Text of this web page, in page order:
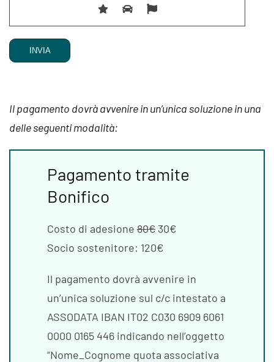
Il pagamento dovrà avvenire in un’unica soluzione in una
delle seguenti modalità:
Pagamento tramite
Bonifico
Costo di adesione 80€ 30€
Socio sostenitore: 120€
Il pagamento dovrà avvenire in
un’unica soluzione sul c/c intestato a
ASSODATA IBAN IT02 C030 6909 6061
0000 0165 446 indicando nell’oggetto
“Nome_Cognome quota associativa